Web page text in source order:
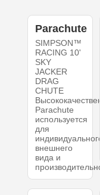
Parachute
SIMPSON™
RACING 10'
SKY
JACKER
DRAG
CHUTE
Parachute
используется
для
индивидуального
внешнего
вида и